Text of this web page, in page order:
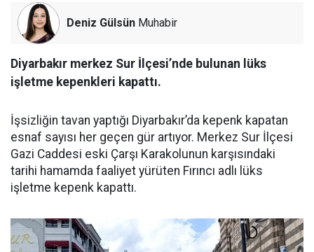
Deniz Gülsün Muhabir
Diyarbakır merkez Sur İlçesi’nde bulunan lüks
işletme kepenkleri kapattı.
İşsizliğin tavan yaptığı Diyarbakır’da kepenk kapatan
esnaf sayısı her geçen gür artıyor. Merkez Sur İlçesi
Gazi Caddesi eski Çarşı Karakolunun karşısındaki
tarihi hamamda faaliyet yürüten Fırıncı adlı lüks
işletme kepenk kapattı.